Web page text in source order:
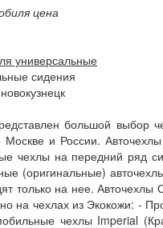
цена
универсальные
сидения
большой выбор
Москве и России.
чехлы на передний ряд
(оригинальные)
только на нее.
на чехлах из Экокожи: -
чехлы Imperial